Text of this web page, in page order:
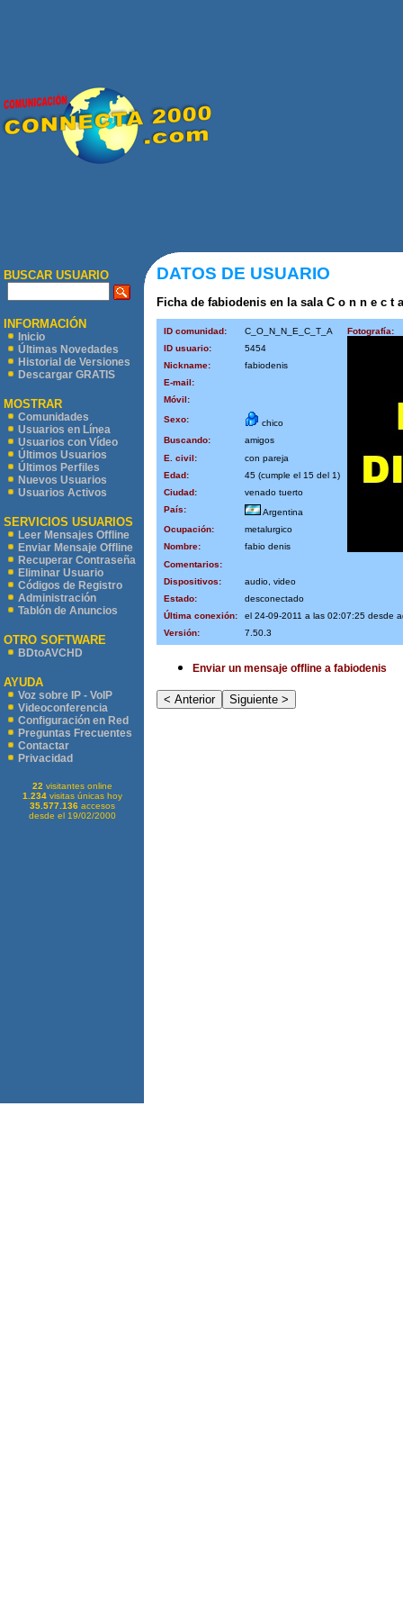
BUSCAR USUARIO
INFORMACIÓN
Inicio
Últimas Novedades
Historial de Versiones
Descargar GRATIS
MOSTRAR
Comunidades
Usuarios en Línea
Usuarios con Vídeo
Últimos Usuarios
Últimos Perfiles
Nuevos Usuarios
Usuarios Activos
SERVICIOS USUARIOS
Leer Mensajes Offline
Enviar Mensaje Offline
Recuperar Contraseña
Eliminar Usuario
Códigos de Registro
Administración
Tablón de Anuncios
OTRO SOFTWARE
BDtoAVCHD
AYUDA
Voz sobre IP - VoIP
Videoconferencia
Configuración en Red
Preguntas Frecuentes
Contactar
Privacidad
22 visitantes online
1.234visitas únicas hoy
35.577.136accesos
desde el 19/02/2000
DATOS DE USUARIO
Ficha de fabiodenis en la sala C o n n e c t
ID comunidad: C_O_N_N_E_C_T_A
Fotografía:
ID usuario:
5454
Nickname:
fabiodenis
E-mail:
Móvil:
Sexo:
chico
Buscando:
amigos
E. civil:
con pareja
Edad:
45 (cumple el 15 del 1)
Ciudad:
venado tuerto
País:
Argentina
Ocupación:
metalurgico
Nombre:
fabio denis
Comentarios:
Dispositivos:
audio, video
Estado:
desconectado
Última conexión:
el 24-09-2011 a las 02:07:25 desde
Versión:
7.50.3
Enviar un mensaje offline a fabiodenis